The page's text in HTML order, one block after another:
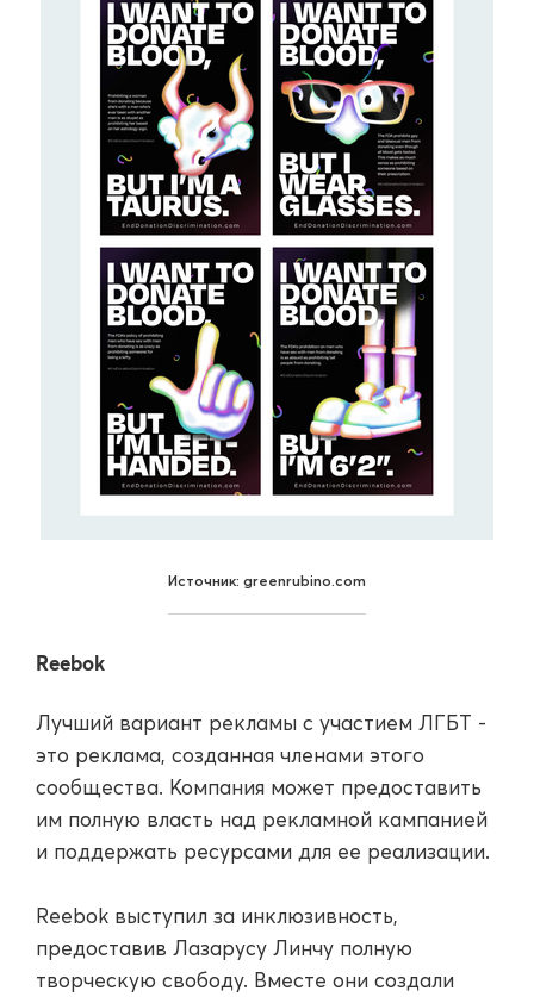
Источник: greenrubino.com
Reebok
Лучший вариант рекламы с участием ЛГБТ -
это реклама, созданная членами этого
сообщества. Компания может предоставить
им полную власть над рекламной кампанией
и поддержать ресурсами для ее реализации.
Reebok выступил за инклюзивность,
предоставив Лазарусу Линчу полную
творческую свободу. Вместе они создали